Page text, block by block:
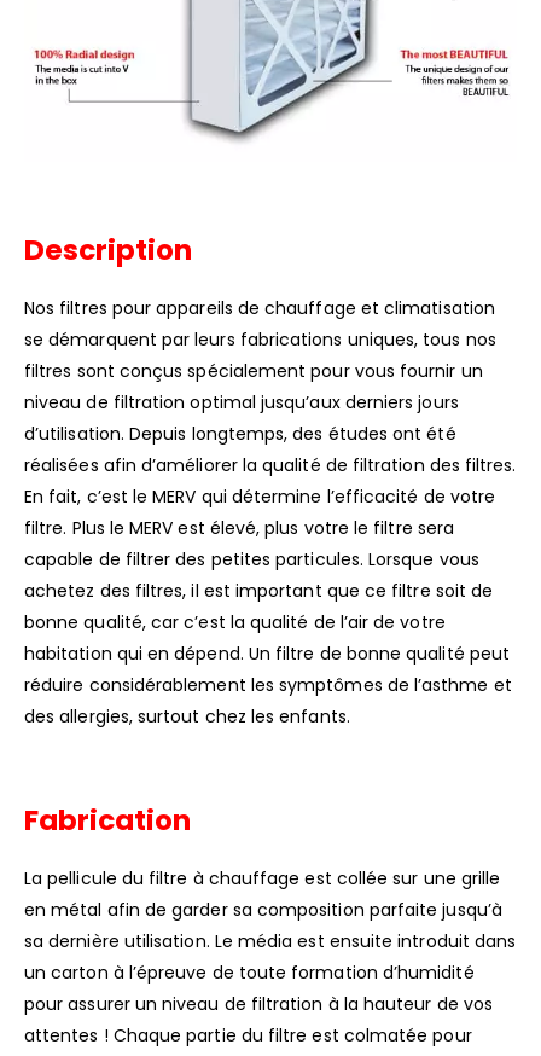
Description
Nos filtres pour appareils de chauffage et climatisation
se démarquent par leurs fabrications uniques, tous nos
filtres sont conçus spécialement pour vous fournir un
niveau de filtration optimal jusqu’aux derniers jours
d’utilisation. Depuis longtemps, des études ont été
réalisées afin d’améliorer la qualité de filtration des filtres.
En fait, c’est le MERV qui détermine l’efficacité de votre
filtre. Plus le MERV est élevé, plus votre le filtre sera
capable de filtrer des petites particules. Lorsque vous
achetez des filtres, il est important que ce filtre soit de
bonne qualité, car c’est la qualité de l’air de votre
habitation qui en dépend. Un filtre de bonne qualité peut
réduire considérablement les symptômes de l’asthme et
des allergies, surtout chez les enfants.
Fabrication
La pellicule du filtre à chauffage est collée sur une grille
en métal afin de garder sa composition parfaite jusqu’à
sa dernière utilisation. Le média est ensuite introduit dans
un carton à l’épreuve de toute formation d’humidité
pour assurer un niveau de filtration à la hauteur de vos
attentes ! Chaque partie du filtre est colmatée pour